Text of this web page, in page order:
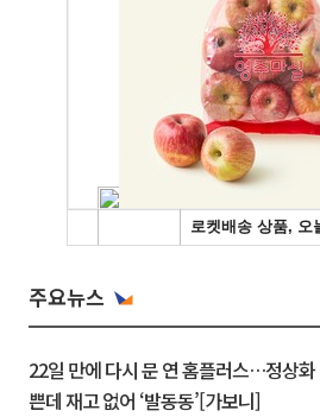
주요뉴스
22일 만에 다시 문 연 홈플러스…정상화
쁜데 재고 없어 ‘발동동’[가보니]